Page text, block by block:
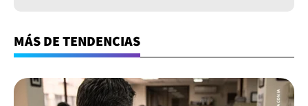
MÁS DE TENDENCIAS